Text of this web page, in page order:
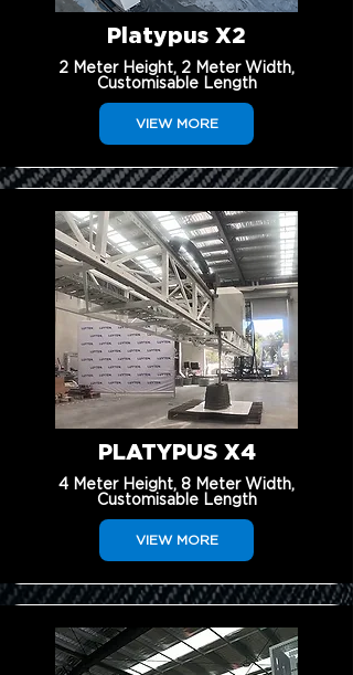
Platypus X2
2 Meter Height, 2 Meter Width,
Customisable Length
VIEW MORE
PLATYPUS X4
4 Meter Height, 8 Meter Width,
Customisable Length
VIEW MORE